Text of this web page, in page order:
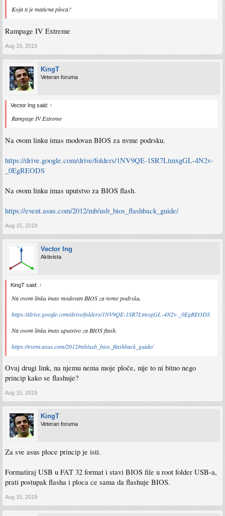
Koja ti je maticna ploca?
Rampage IV Extreme
Aug 15, 2019
KingT
Veteran foruma
Vector Ing said: ↑
Rampage IV Extreme
Na ovom linku imas modovan BIOS za nvme podrsku.
https://drive.google.com/drive/folders/1NV9QE-1SR7LtmxgGL-4N2v-
_0EgREODS
Na ovom linku imas uputstvo za BIOS flash.
https://event.asus.com/2012/mb/usb_bios_flashback_guide/
Aug 15, 2019
Vector Ing
Aktivista
KingT said: ↑
Na ovom linku imas modovan BIOS za nvme podrsku.
https://drive.google.com/drive/folders/1NV9QE-1SR7LtmxgGL-4N2v-_0EgREODS
Na ovom linku imas uputstvo za BIOS flash.
https://event.asus.com/2012/mb/usb_bios_flashback_guide/
Ovaj drugi link, na njemu nema moje ploče, nije to ni bitno nego
princip kako se flashuje?
Aug 15, 2019
KingT
Veteran foruma
Za sve asus ploce princip je isti.
Formatiraj USB u FAT 32 format i stavi BIOS file u root folder USB-a,
prati postupak flasha i ploca ce sama da flashuje BIOS.
Aug 15, 2019